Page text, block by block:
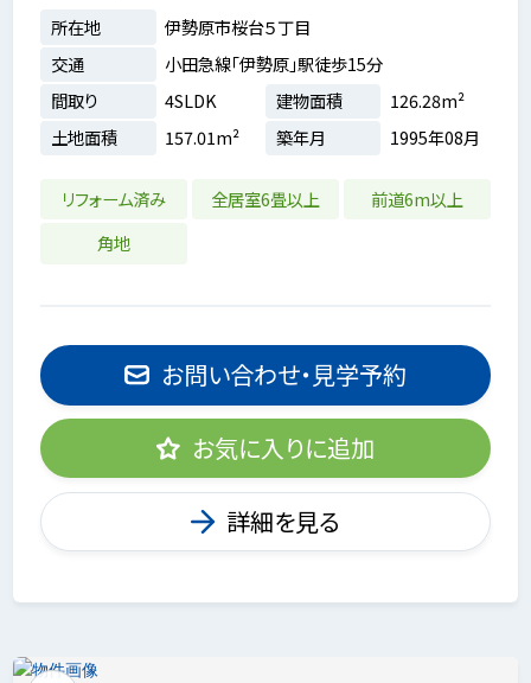
所在地
伊勢原市桜台５丁目
交通
小田急線「伊勢原」駅徒歩15分
間取り
4SLDK 建物面積
126.28m²
土地面積
157.01m² 築年月 1995年08月
リフォーム済み 全居室6畳以上
前道6m以上
角地
お問い合わせ・見学予約
お気に入りに追加
詳細を見る